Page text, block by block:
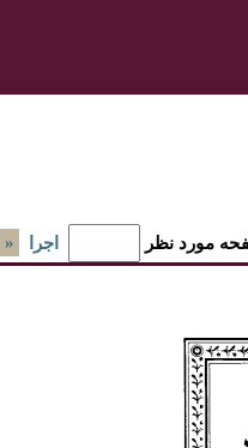
صفحه قبل » مورد نظر
اجرا